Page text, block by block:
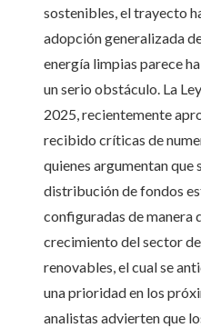
sostenibles, el trayecto
adopción generalizada
energía limpias parece
un serio obstáculo. La
2025, recientemente
recibido críticas de
quienes argumentan que
distribución de fondos
configuradas de manera
crecimiento del sector
renovables, el cual se
una prioridad en los
analistas advierten que